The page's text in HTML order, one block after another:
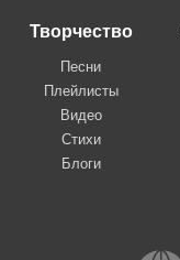
Творчество
Песни
Плейлисты
Видео
Стихи
Блоги